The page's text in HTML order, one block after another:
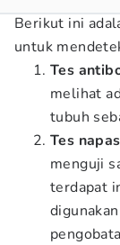
Berikut ini
untuk
Tes
melihat
tubuh
Tes
menguji
terdapat